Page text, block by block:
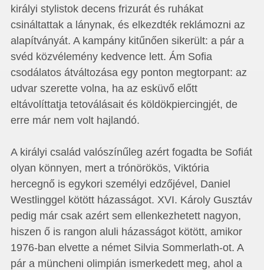
királyi stylistok decens frizurát és ruhákat
csináltattak a lánynak, és elkezdték reklámozni az
alapítványát. A kampány kitűnően sikerült: a pár a
svéd közvélemény kedvence lett. Ám Sofia
csodálatos átváltozása egy ponton megtorpant: az
udvar szerette volna, ha az esküvő előtt
eltávolíttatja tetoválásait és köldökpiercingjét, de
erre már nem volt hajlandó.
A királyi család valószínűleg azért fogadta be Sofiát
olyan könnyen, mert a trónörökös, Viktória
hercegnő is egykori személyi edzőjével, Daniel
Westlinggel kötött házasságot. XVI. Károly Gusztáv
pedig már csak azért sem ellenkezhetett nagyon,
hiszen ő is rangon aluli házasságot kötött, amikor
1976-ban elvette a német Silvia Sommerlath-ot. A
pár a müncheni olimpián ismerkedett meg, ahol a